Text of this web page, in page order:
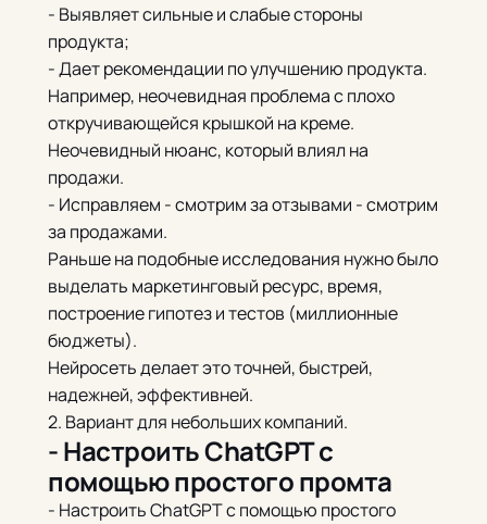
- Выявляет сильные и слабые стороны
продукта;
- Дает рекомендации по улучшению продукта.
Например, неочевидная проблема с плохо
откручивающейся крышкой на креме.
Неочевидный нюанс, который влиял на
продажи.
- Исправляем - смотрим за отзывами - смотрим
за продажами.
Раньше на подобные исследования нужно было
выделать маркетинговый ресурс, время,
построение гипотез и тестов (миллионные
бюджеты).
Нейросеть делает это точней, быстрей,
надежней, эффективней.
2. Вариант для небольших компаний.
- Настроить ChatGPT с
помощью простого промта
- Настроить ChatGPT с помощью простого